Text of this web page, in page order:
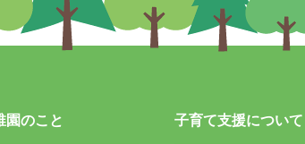
園のこと 子育て支援について